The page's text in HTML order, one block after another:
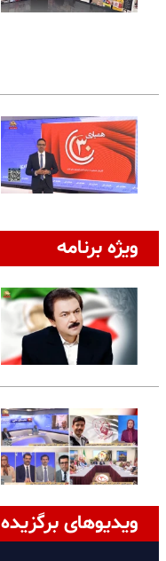
ویژه برنامه
ویدیوهای برگزیده